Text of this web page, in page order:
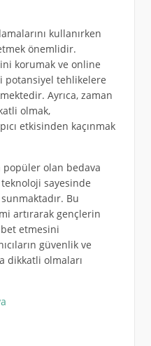
kullanırken
önemlidir.
korumak ve online
potansiyel tehlikelere
Ayrıca, zaman
olmak,
etkisinden kaçınmak
popüler olan bedava
sayesinde
Bu
artırarak gençlerin
etmesini
güvenlik ve
dikkatli olmaları